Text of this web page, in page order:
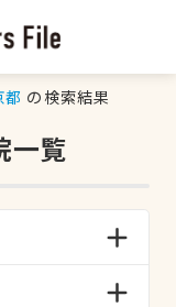
都 の検索結果
一覧